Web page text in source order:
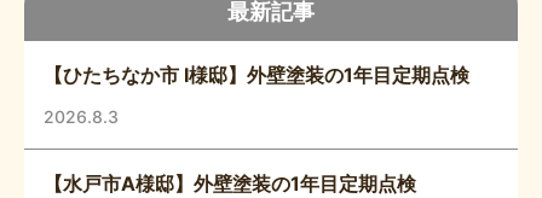
最新記事
【ひたちなか市 I様邸】外壁塗装の1年目定期点検
2026.8.3
【水戸市A様邸】外壁塗装の1年目定期点検